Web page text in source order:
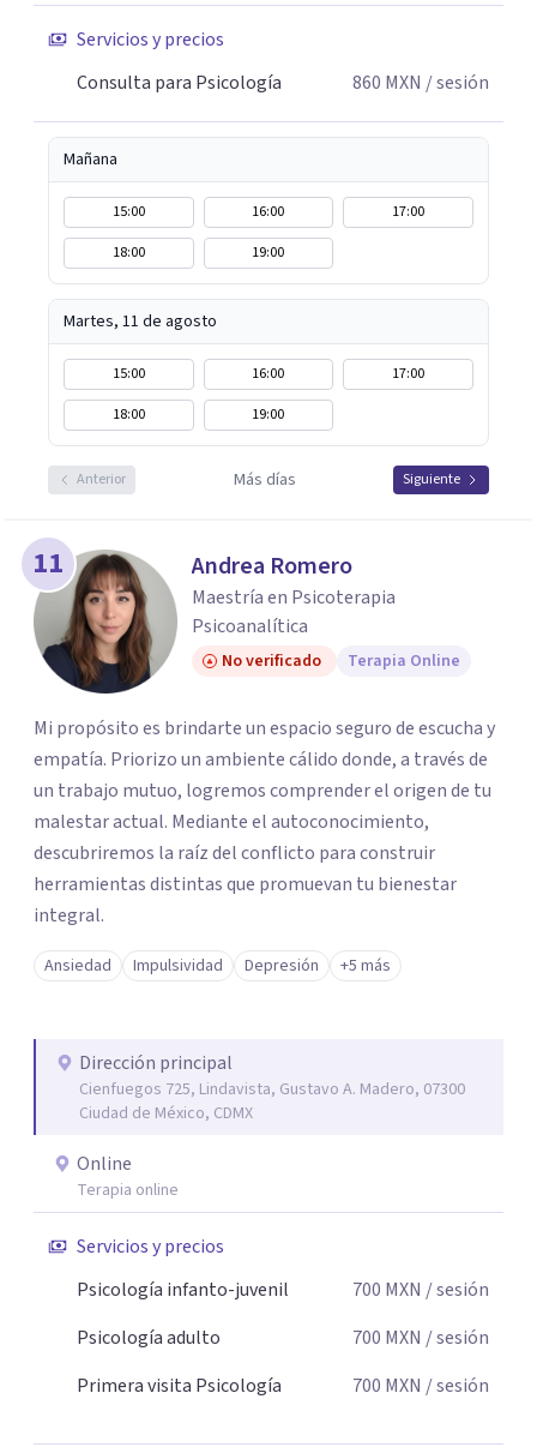
Servicios y precios
Consulta para Psicología
860 MXN / sesión
Mañana
15:00 16:00
17:00
18:00
19:00
Martes, 11 de agosto
15:00 16:00
17:00
18:00
19:00
Anterior Más días Siguiente
11 Andrea Romero
Maestría en Psicoterapia
Psicoanalítica
No verificado Terapia Online
Mi propósito es brindarte un espacio seguro de escucha y
empatía. Priorizo un ambiente cálido donde, a través de
un trabajo mutuo, logremos comprender el origen de tu
malestar actual. Mediante el autoconocimiento,
descubriremos la raíz del conflicto para construir
herramientas distintas que promuevan tu bienestar
integral.
Ansiedad Impulsividad Depresión +5 más
Dirección principal
Cienfuegos 725, Lindavista, Gustavo A. Madero, 07300
Ciudad de México, CDMX
Online
Terapia online
Servicios y precios
Psicología infanto-juvenil
700 MXN / sesión
Psicología adulto
700 MXN / sesión
Primera visita Psicología
700 MXN / sesión